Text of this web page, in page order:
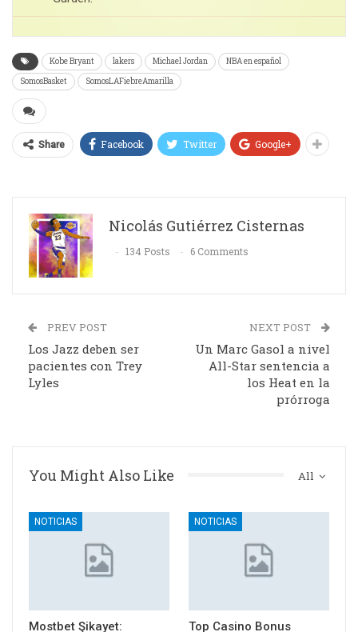
Kobe Bryant lakers Michael Jordan
NBA en español
SomosBasket
SomosLAFiebreAmarilla
Share Facebook Twitter Google+
Nicolás Gutiérrez Cisternas
134 Posts 6 Comments
PREV POST
Los Jazz deben ser
pacientes con Trey
Lyles
NEXT POST
Un Marc Gasol a nivel
All-Star sentencia a
los Heat en la
prórroga
All
You Might Also Like
NOTICIAS
Mostbet Şikayet:
NOTICIAS
Top Casino Bonus